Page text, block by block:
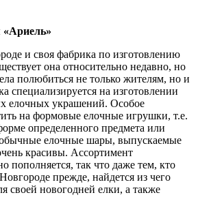
и своя фабрика по изготовлению
она относительно недавно, но
полюбиться не только жителям, но и
специализируется на изготовлении
елочных украшений. Особое
на формовые елочные игрушки, т.е.
определенного предмета или
елочные шары, выпускаемые
красивы. Ассортимент
пополняется, так что даже тем, кто
прежде, найдется из чего
своей новогодней елки, а также